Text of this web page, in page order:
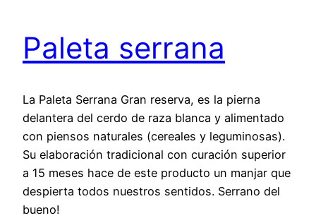
Paleta serrana
La Paleta Serrana Gran reserva, es la pierna
delantera del cerdo de raza blanca y alimentado
con piensos naturales (cereales y leguminosas).
Su elaboración tradicional con curación superior
a 15 meses hace de este producto un manjar que
despierta todos nuestros sentidos. Serrano del
bueno!